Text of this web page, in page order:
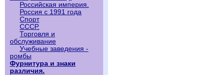
Российская империя.
Россия с 1991 года
Спорт
СССР.
Торговля и
обслуживание
Учебные заведения -
ромбы
Фурнитура и знаки
различия.